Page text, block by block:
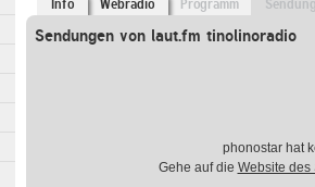
Info Webradio Programm
Sendungen von laut.fm tinolinoradio
phonostar hat
Gehe auf die Website des